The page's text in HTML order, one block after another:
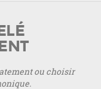
ou choisir